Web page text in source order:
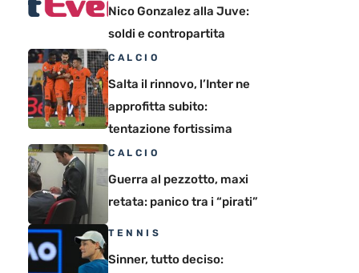
Nico Gonzalez alla Juve:
soldi e contropartita
CALCIO
Salta il rinnovo, l’Inter ne
approfitta subito:
tentazione fortissima
CALCIO
Guerra al pezzotto, maxi
retata: panico tra i “pirati”
TENNIS
Sinner, tutto deciso: